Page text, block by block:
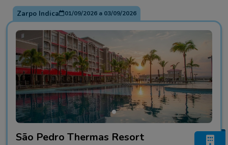
Zarpo Indica 01/09/2026a 03/09/2026
São Pedro Thermas Resort